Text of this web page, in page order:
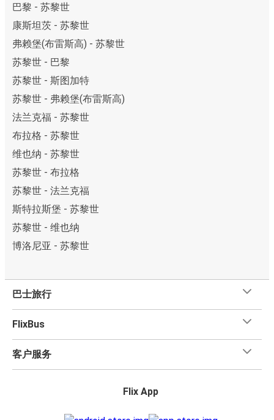
巴黎 - 苏黎世
康斯坦茨 - 苏黎世
弗赖堡(布雷斯高) - 苏黎世
苏黎世 - 巴黎
苏黎世 - 斯图加特
苏黎世 - 弗赖堡(布雷斯高)
法兰克福 - 苏黎世
布拉格 - 苏黎世
维也纳 - 苏黎世
苏黎世 - 布拉格
苏黎世 - 法兰克福
斯特拉斯堡 - 苏黎世
苏黎世 - 维也纳
博洛尼亚 - 苏黎世
巴士旅行
FlixBus
客户服务
Flix App